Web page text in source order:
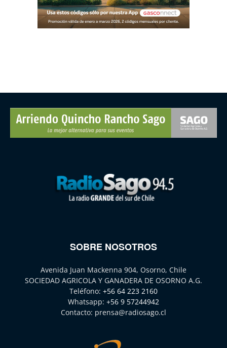
SOBRE NOSOTROS
Avenida Juan Mackenna 904, Osorno, Chile
SOCIEDAD AGRICOLA Y GANADERA DE OSORNO A.G.
Teléfono: +56 64 223 2160
Whatsapp: +56 9 57244942
Contacto: prensa@radiosago.cl